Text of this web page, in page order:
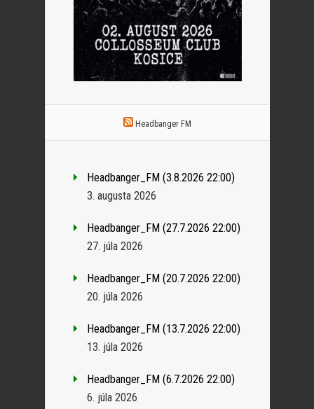
Headbanger FM
Headbanger_FM (3.8.2026 22:00)
3. augusta 2026
Headbanger_FM (27.7.2026 22:00)
27. júla 2026
Headbanger_FM (20.7.2026 22:00)
20. júla 2026
Headbanger_FM (13.7.2026 22:00)
13. júla 2026
Headbanger_FM (6.7.2026 22:00)
6. júla 2026